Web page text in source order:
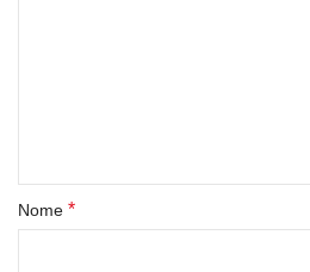
Nome *